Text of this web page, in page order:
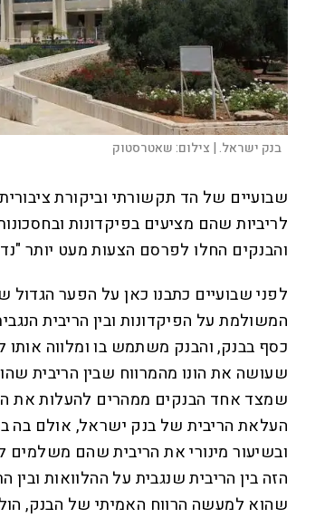
בנק ישראל. | צילום:שאטרסטוק
שבועיים של הד תקשורתי וביקורת
לריביות שהם מציעים בפיקדונות
והבנקים החלו לפרסם הצעות מעט יותר
לפני שבועיים כתבנו כאן על הפער הגדול
המשולמת על הפיקדונות ובין הריבית
כסף בבנק, והבנק משתמש בו ומלווה אותו
שעושה את הונו מהמרווח שבין הריבית
שמצד אחד הבנקים ממהרים להעלות את
העלאת הריבית של בנק ישראל, אולם בה
ובשיעור מינורי את הריבית שהם משלמים
הזה בין הריבית שנגבית על ההלוואות
שהוא למעשה הרווח האמיתי של הבנק,